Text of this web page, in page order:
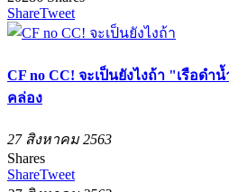
ShareTweet
CF no CC! จะเป็นยังไงถ้า "เรือดำ
คล่อง
27 สิงหาคม 2563
Shares
ShareTweet